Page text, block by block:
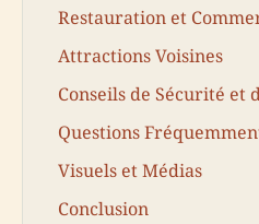
Restauration et
Attractions Voisines
Conseils de Sécurité et
Questions
Visuels et Médias
Conclusion